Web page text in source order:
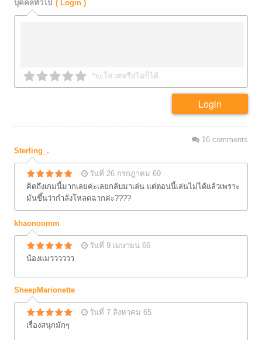
บุคคลทั่วไป ( Login )
*จะโหวตหรือไม่ก็ได้
Login
16comments
Sterling_.
วันที่ 26 กรกฎาคม 69
คิดถึงเกมนี้มากเลยค่ะเลยกลับมาเล่น แต่ตอนนี้เล่นไม่ได้แล้วเพราะ
มันขึ้นว่ากำลังโหลดฉากค่ะ????
khaonoomm
วันที่ 9 เมษายน 66
น้องแมวววววว
SheepMarionette
วันที่ 7 สิงหาคม 65
เรื่องสนุกมักๆ